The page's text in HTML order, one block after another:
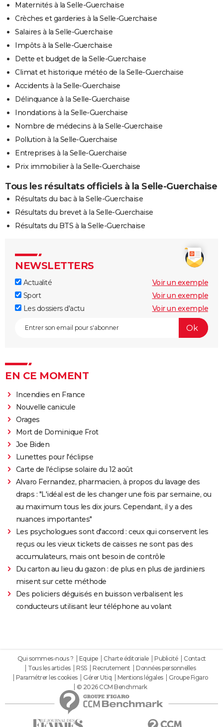
Maternités à la Selle-Guerchaise
Crèches et garderies à la Selle-Guerchaise
Salaires à la Selle-Guerchaise
Impôts à la Selle-Guerchaise
Dette et budget de la Selle-Guerchaise
Climat et historique météo de la Selle-Guerchaise
Accidents à la Selle-Guerchaise
Délinquance à la Selle-Guerchaise
Inondations à la Selle-Guerchaise
Nombre de médecins à la Selle-Guerchaise
Pollution à la Selle-Guerchaise
Entreprises à la Selle-Guerchaise
Prix immobilier à la Selle-Guerchaise
Tous les résultats officiels à la Selle-Guerchaise
Résultats du bac à la Selle-Guerchaise
Résultats du brevet à la Selle-Guerchaise
Résultats du BTS à la Selle-Guerchaise
NEWSLETTERS
Actualité
Voir un exemple
Sport
Voir un exemple
Les dossiers d'actu
Voir un exemple
EN CE MOMENT
Incendies en France
Nouvelle canicule
Orages
Mort de Dominique Frot
Joe Biden
Lunettes pour l'éclipse
Carte de l'éclipse solaire du 12 août
Alvaro Fernandez, pharmacien, à propos du lavage des
draps : "L'idéal est de les changer une fois par semaine, ou
au maximum tous les dix jours. Cependant, il y a des
nuances importantes"
Les psychologues sont d'accord : ceux qui conservent les
reçus ou les vieux tickets de caisses ne sont pas des
accumulateurs, mais ont besoin de contrôle
Du carton au lieu du gazon : de plus en plus de jardiniers
misent sur cette méthode
Des policiers déguisés en buisson verbalisent les
conducteurs utilisant leur téléphone au volant
Qui sommes-nous ? Equipe Charte éditoriale Publicité
Contact
Tous les articles
RSS Recrutement
Données personnelles
Paramétrer les cookies
Gérer Utiq Mentions légales
Groupe Figaro
© 2026 CCM Benchmark